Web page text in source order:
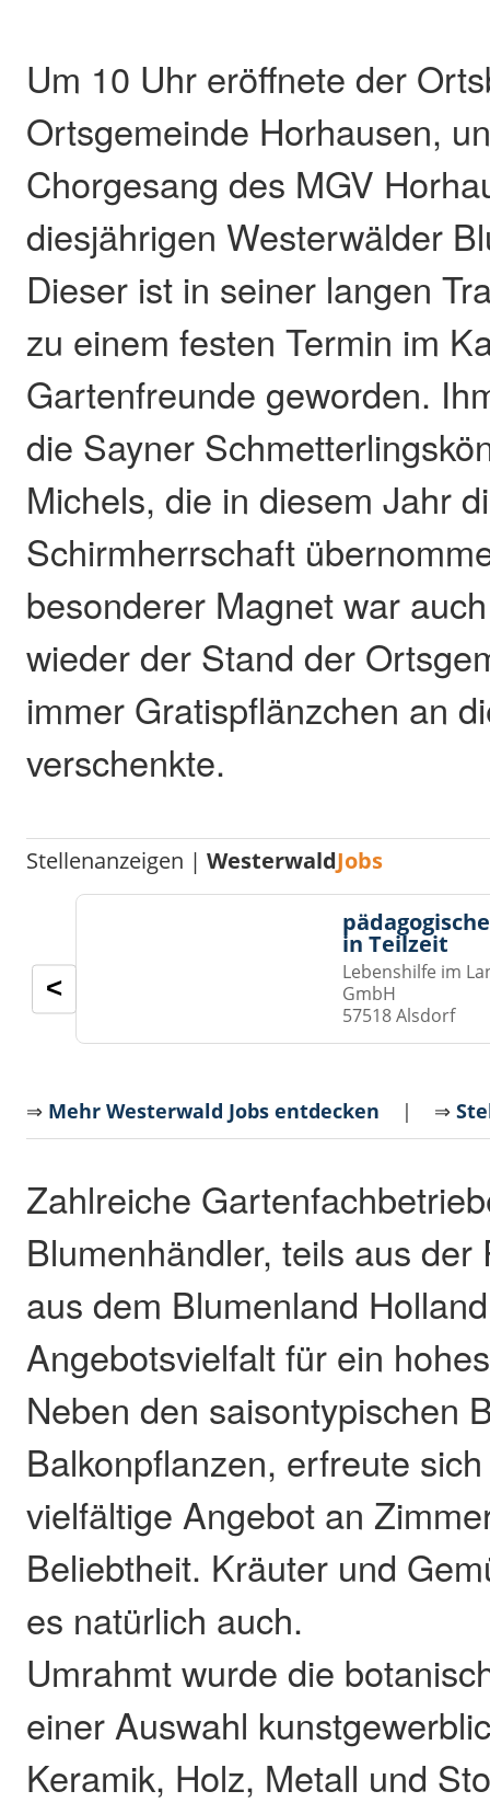
Um 10 Uhr eröffnete der
Ortsgemeinde Horhausen,
Chorgesang des MGV
diesjährigen Westerwälder
Dieser ist in seiner langen
zu einem festen Termin im
Gartenfreunde geworden.
die Sayner
Michels, die in diesem Jahr
Schirmherrschaft
besonderer Magnet war
wieder der Stand der
immer Gratispflänzchen an
verschenkte.
Stellenanzeigen |WesterwaldJobs
in Teilzeit
Lebenshilfe im
GmbH
57518 Alsdorf
<
⇒ Mehr Westerwald Jobs entdecken | ⇒
Zahlreiche
Blumenhändler, teils aus der
aus dem Blumenland
Angebotsvielfalt für ein
Neben den saisontypischen
Balkonpflanzen, erfreute
vielfältige Angebot an
Beliebtheit. Kräuter und
es natürlich auch.
Umrahmt wurde die
einer Auswahl
Keramik, Holz, Metall und